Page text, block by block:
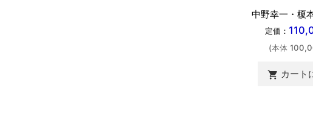
中野幸一・榎
定価：
(本体
shopping_cart カート